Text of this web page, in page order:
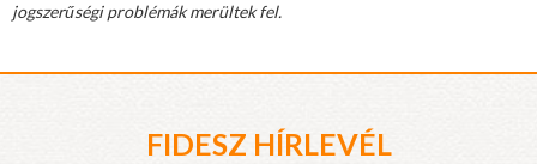
jogszerűségi problémák merültek fel.
FIDESZ HÍRLEVÉL